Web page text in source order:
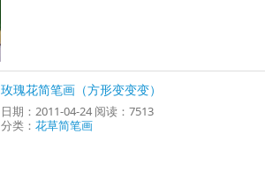
玫瑰花简笔画（方形变变变）
日期：2011-04-24 阅读：7513
分类：花草简笔画